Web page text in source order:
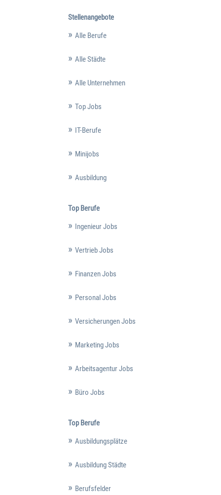
Stellenangebote
Alle Berufe
Alle Städte
Alle Unternehmen
Top Jobs
IT-Berufe
Minijobs
Ausbildung
Top Berufe
Ingenieur Jobs
Vertrieb Jobs
Finanzen Jobs
Personal Jobs
Versicherungen Jobs
Marketing Jobs
Arbeitsagentur Jobs
Büro Jobs
Top Berufe
Ausbildungsplätze
Ausbildung Städte
Berufsfelder